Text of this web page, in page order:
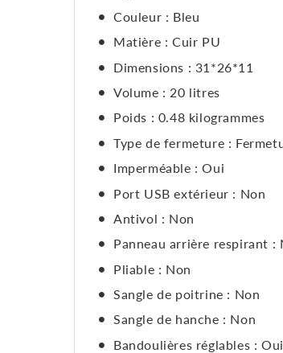
Couleur : Bleu
Matière : Cuir PU
Dimensions : 31*26*11
Volume : 20 litres
Poids : 0.48 kilogrammes
Type de fermeture :
Imperméable : Oui
Port USB extérieur : Non
Antivol : Non
Panneau arrière respirant :
Pliable : Non
Sangle de poitrine : Non
Sangle de hanche : Non
Bandoulières réglables : Oui